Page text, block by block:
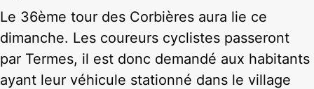
Le 36ème tour des Corbières aura lie ce
dimanche. Les coureurs cyclistes passeront
par Termes, il est donc demandé aux habitants
ayant leur véhicule stationné dans le village